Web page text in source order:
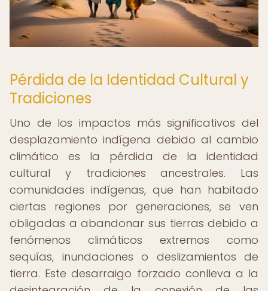
Pérdida de la Identidad Cultural y
Tradiciones
Uno de los impactos más significativos del
desplazamiento indígena debido al cambio
climático es la pérdida de la identidad
cultural y tradiciones ancestrales. Las
comunidades indígenas, que han habitado
ciertas regiones por generaciones, se ven
obligadas a abandonar sus tierras debido a
fenómenos climáticos extremos como
sequías, inundaciones o deslizamientos de
tierra. Este desarraigo forzado conlleva a la